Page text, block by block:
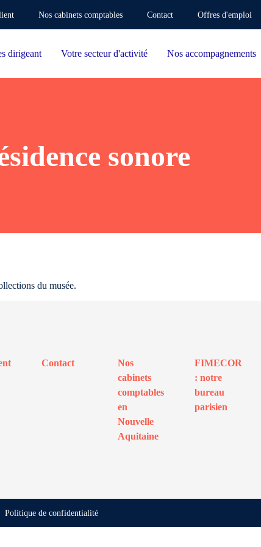
Nos cabinets comptables Contact Offres d'emploi
dirigeant Votre secteur d'activité Nos accompagnements
sonore
du musée.
Contact
Nos
cabinets
comptables
en
Nouvelle
Aquitaine
FIMECOR
: notre
bureau
parisien
Politique de confidentialité